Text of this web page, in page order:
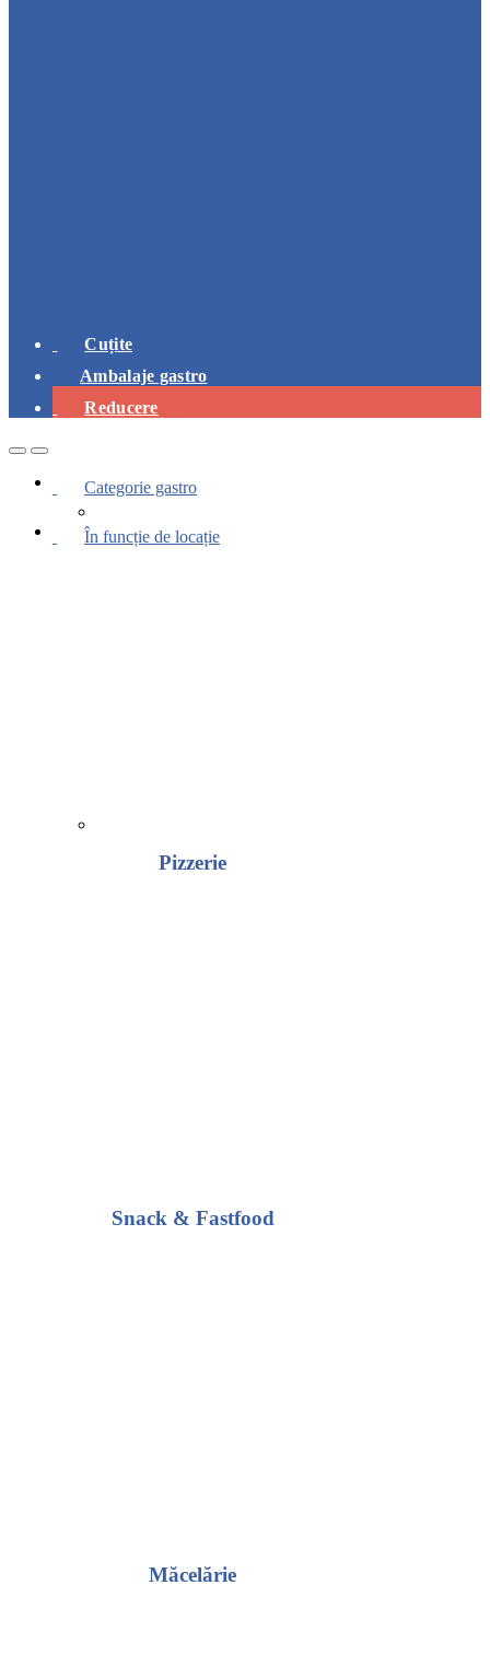
Cuțite
Ambalaje gastro
Reducere
OpenClose
Categorie gastro
În funcție de locație
Pizzerie
Snack & Fastfood
Măcelărie